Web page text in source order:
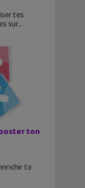
tes
sur
ton
ta